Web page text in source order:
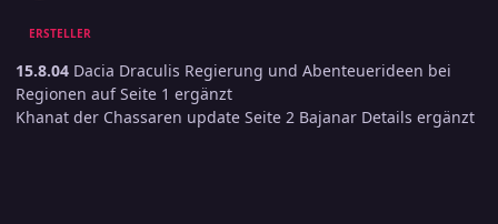
ERSTELLER
15.8.04 Dacia Draculis Regierung und Abenteuerideen bei
Regionen auf Seite 1 ergänzt
Khanat der Chassaren update Seite 2 Bajanar Details ergänzt